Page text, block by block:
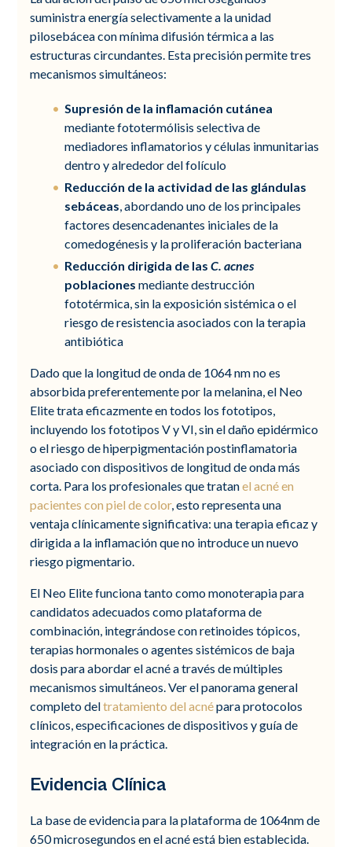
suministra energía selectivamente a la unidad
pilosebácea con mínima difusión térmica a las
estructuras circundantes. Esta precisión permite tres
mecanismos simultáneos:
Supresión de la inflamación cutánea
mediante fototermólisis selectiva de
mediadores inflamatorios y células inmunitarias
dentro y alrededor del folículo
Reducción de la actividad de las glándulas
sebáceas , abordando uno de los principales
factores desencadenantes iniciales de la
comedogénesis y la proliferación bacteriana
Reducción dirigida de lasC. acnes
poblaciones mediante destrucción
fototérmica, sin la exposición sistémica o el
riesgo de resistencia asociados con la terapia
antibiótica
Dado que la longitud de onda de 1064 nm no es
absorbida preferentemente por la melanina, el Neo
Elite trata eficazmente en todos los fototipos,
incluyendo los fototipos V y VI, sin el daño epidérmico
o el riesgo de hiperpigmentación postinflamatoria
asociado con dispositivos de longitud de onda más
corta. Para los profesionales que tratanel acné en
pacientes con piel de color, esto representa una
ventaja clínicamente significativa: una terapia eficaz y
dirigida a la inflamación que no introduce un nuevo
riesgo pigmentario.
El Neo Elite funciona tanto como monoterapia para
candidatos adecuados como plataforma de
combinación, integrándose con retinoides tópicos,
terapias hormonales o agentes sistémicos de baja
dosis para abordar el acné a través de múltiples
mecanismos simultáneos. Ver el panorama general
completo deltratamiento del acnépara protocolos
clínicos, especificaciones de dispositivos y guía de
integración en la práctica.
Evidencia Clínica
La base de evidencia para la plataforma de 1064nm de
650 microsegundos en el acné está bien establecida.